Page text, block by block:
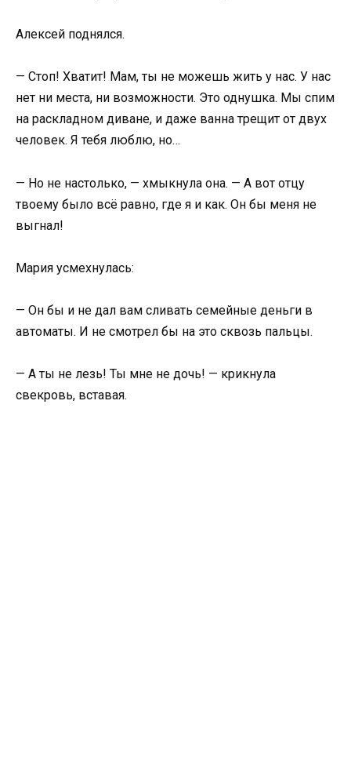
Алексей поднялся.
— Стоп! Хватит! Мам, ты не можешь жить у нас. У нас
нет ни места, ни возможности. Это однушка. Мы спим
на раскладном диване, и даже ванна трещит от двух
человек. Я тебя люблю, но…
— Но не настолько, — хмыкнула она. — А вот отцу
твоему было всё равно, где я и как. Он бы меня не
выгнал!
Мария усмехнулась:
— Он бы и не дал вам сливать семейные деньги в
автоматы. И не смотрел бы на это сквозь пальцы.
— А ты не лезь! Ты мне не дочь! — крикнула
свекровь, вставая.